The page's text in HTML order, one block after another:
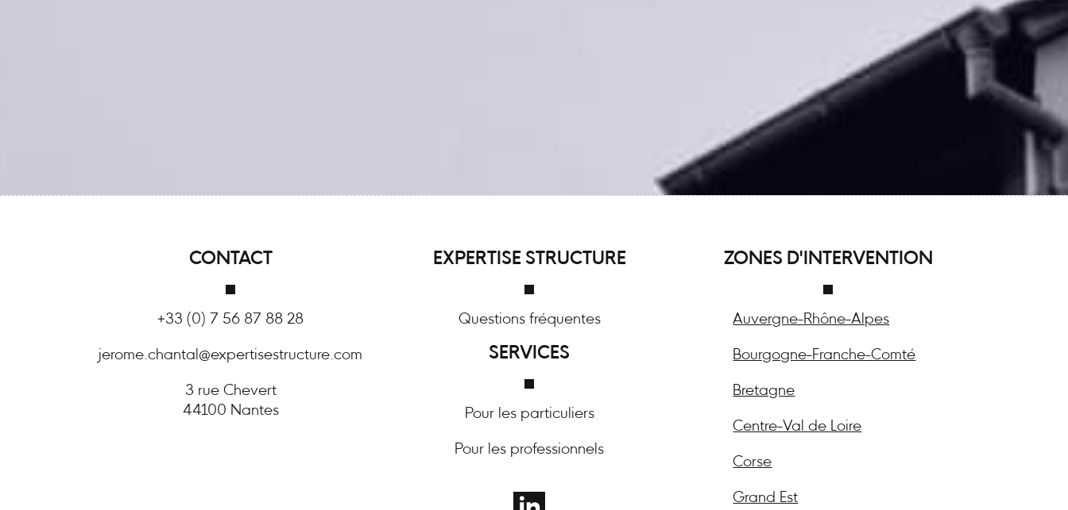
CONTACT
+33 (0) 7 56 87 88 28
jerome.chantal@expertisestructure.com
3 rue Chevert
44100 Nantes
EXPERTISE STRUCTURE
Questions fréquentes
SERVICES
Pour les particuliers
Pour les professionnels
ZONES D'INTERVENTION
Auvergne-Rhône-Alpes
Bourgogne-Franche-Comté
Bretagne
Centre-Val de Loire
Corse
Grand Est